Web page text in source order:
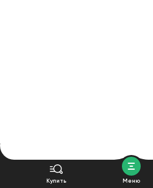
Купить Меню